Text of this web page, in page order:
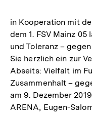
in Kooperation mit
dem 1. FSV Mainz
und Toleranz –
Sie herzlich ein zur
Abseits: Vielfalt im
Zusammenhalt –
am 9. Dezember
ARENA, Eugen-